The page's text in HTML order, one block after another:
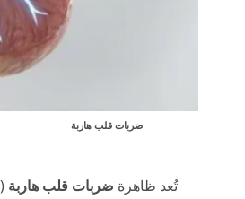
ضربات قلب هاربة
تُعد ظاهرة ضربات قلب هاربة